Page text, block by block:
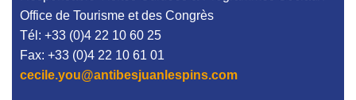
Office de Tourisme et des Congrès
Tél: +33 (0)4 22 10 60 25
Fax: +33 (0)4 22 10 61 01
cecile.you@antibesjuanlespins.com